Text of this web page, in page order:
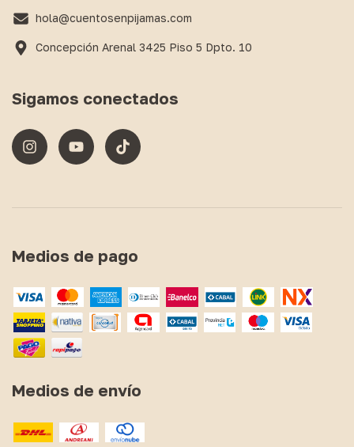
hola@cuentosenpijamas.com
Concepción Arenal 3425 Piso 5 Dpto. 10
Sigamos conectados
Medios de pago
Medios de envío